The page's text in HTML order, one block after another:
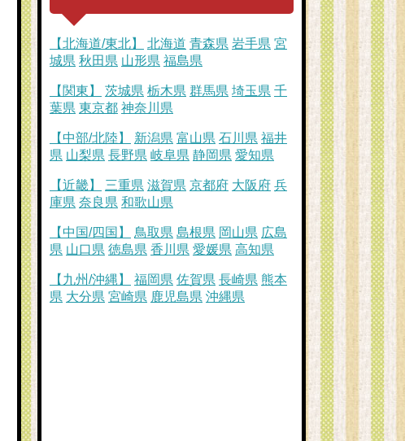
【北海道/東北】 北海道 青森県 岩手県 宮
城県 秋田県 山形県 福島県
【関東】 茨城県 栃木県 群馬県 埼玉県 千
葉県 東京都 神奈川県
【中部/北陸】 新潟県 富山県 石川県 福井
県 山梨県 長野県 岐阜県 静岡県 愛知県
【近畿】 三重県 滋賀県 京都府 大阪府 兵
庫県 奈良県 和歌山県
【中国/四国】 鳥取県 島根県 岡山県 広島
県 山口県 徳島県 香川県 愛媛県 高知県
【九州/沖縄】 福岡県 佐賀県 長崎県 熊本
県 大分県 宮崎県 鹿児島県 沖縄県